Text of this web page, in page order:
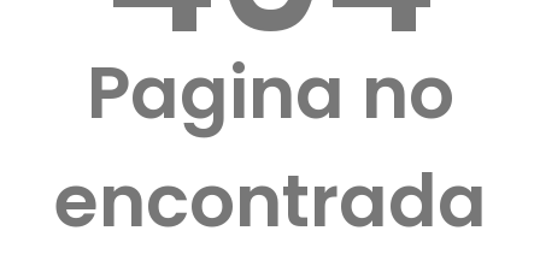
Pagina no
encontrada